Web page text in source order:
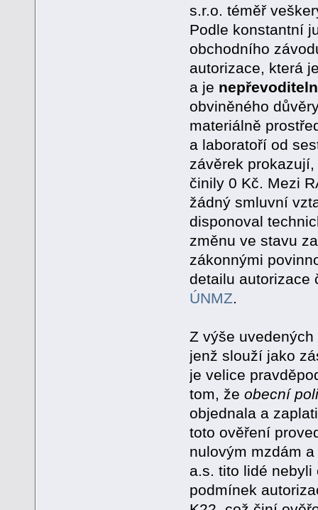
s.r.o. téměř
Podle konstantní
obchodního
autorizace, která
a je
obviněného
materiálně
a laboratoří od
závěrek
činily 0 Kč. Mezi
žádný smluvní
disponoval
změnu ve stavu
zákonnými
detailu autorizace
ÚNMZ.
Z výše
jenž slouží jako
je velice
tom, že obecní
objednala a
toto ověření
nulovým mzdám
a.s. tito lidé nebyli
podmínek